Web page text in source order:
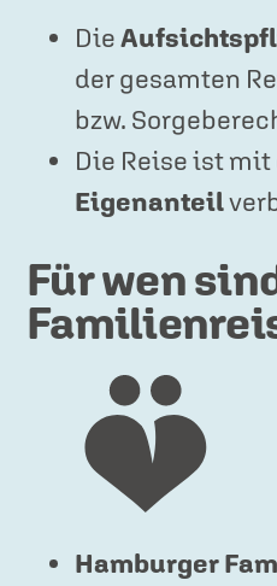
Die
der gesamten
bzw.
Die Reise ist
Eigenanteil
Für wen
Hamburger